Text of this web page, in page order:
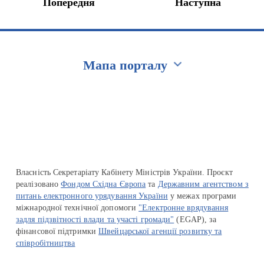
Попередня Наступна
Мапа порталу
Власність Секретаріату Кабінету Міністрів України. Проєкт
реалізованоФондом Східна Європа та Державним агентством з
питань електронного урядування України у межах програми
міжнародної технічної допомоги "Електронне врядування
задля підзвітності влади та участі громади" (EGAP), за
фінансової підтримкиШвейцарської агенції розвитку та
співробітництва